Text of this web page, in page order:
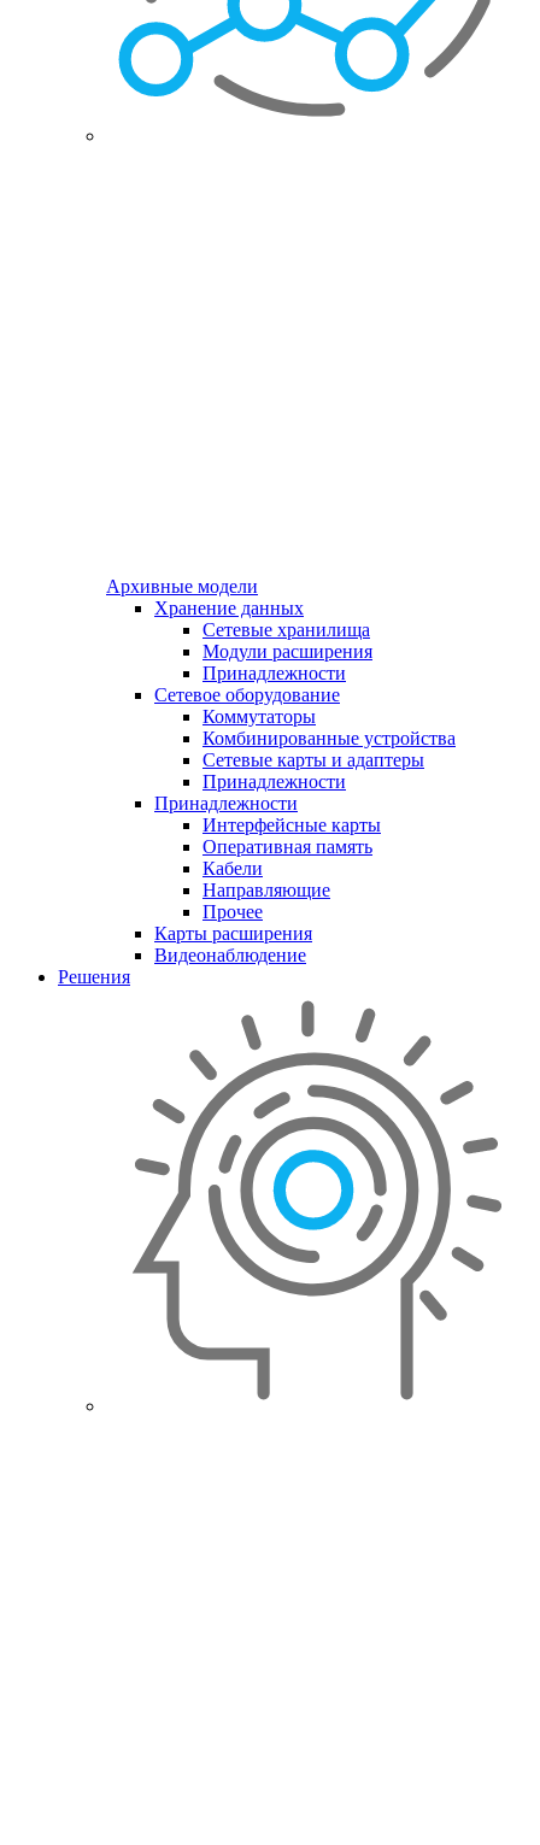
Архивные модели
Хранение данных
Сетевые хранилища
Модули расширения
Принадлежности
Сетевое оборудование
Коммутаторы
Комбинированные устройства
Сетевые карты и адаптеры
Принадлежности
Принадлежности
Интерфейсные карты
Оперативная память
Кабели
Направляющие
Прочее
Карты расширения
Видеонаблюдение
Решения